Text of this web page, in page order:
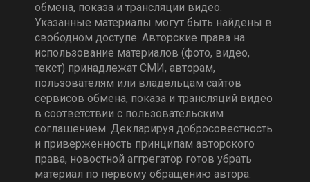
обмена, показа и трансляции видео.
Указанные материалы могут быть найдены в
свободном доступе. Авторские права на
использование материалов (фото, видео,
текст) принадлежат СМИ, авторам,
пользователям или владельцам сайтов
сервисов обмена, показа и трансляций видео
в соответствии с пользовательским
соглашением. Декларируя добросовестность
и приверженность принципам авторского
права, новостной аггрегатор готов убрать
материал по первому обращению автора.